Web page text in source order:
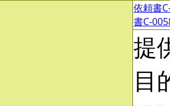
依頼書
書C-
提
目